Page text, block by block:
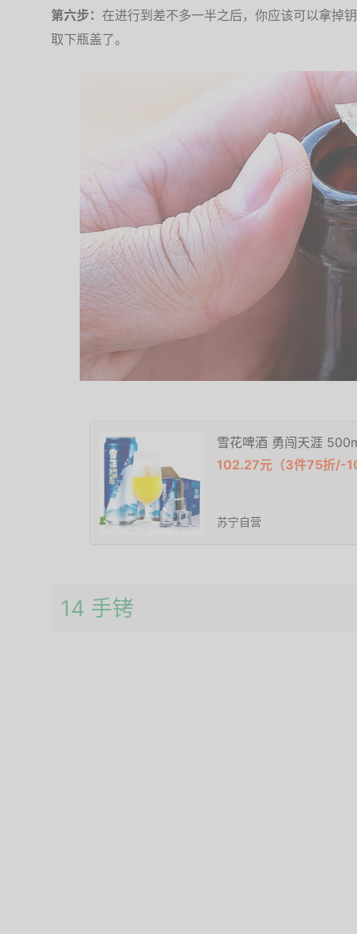
第六步： 在进行到差不多一半之后，你应该可以拿掉
取下瓶盖了。
雪花啤酒 勇闯天涯
102.27元（3件75折/-
苏宁自营
14 手铐